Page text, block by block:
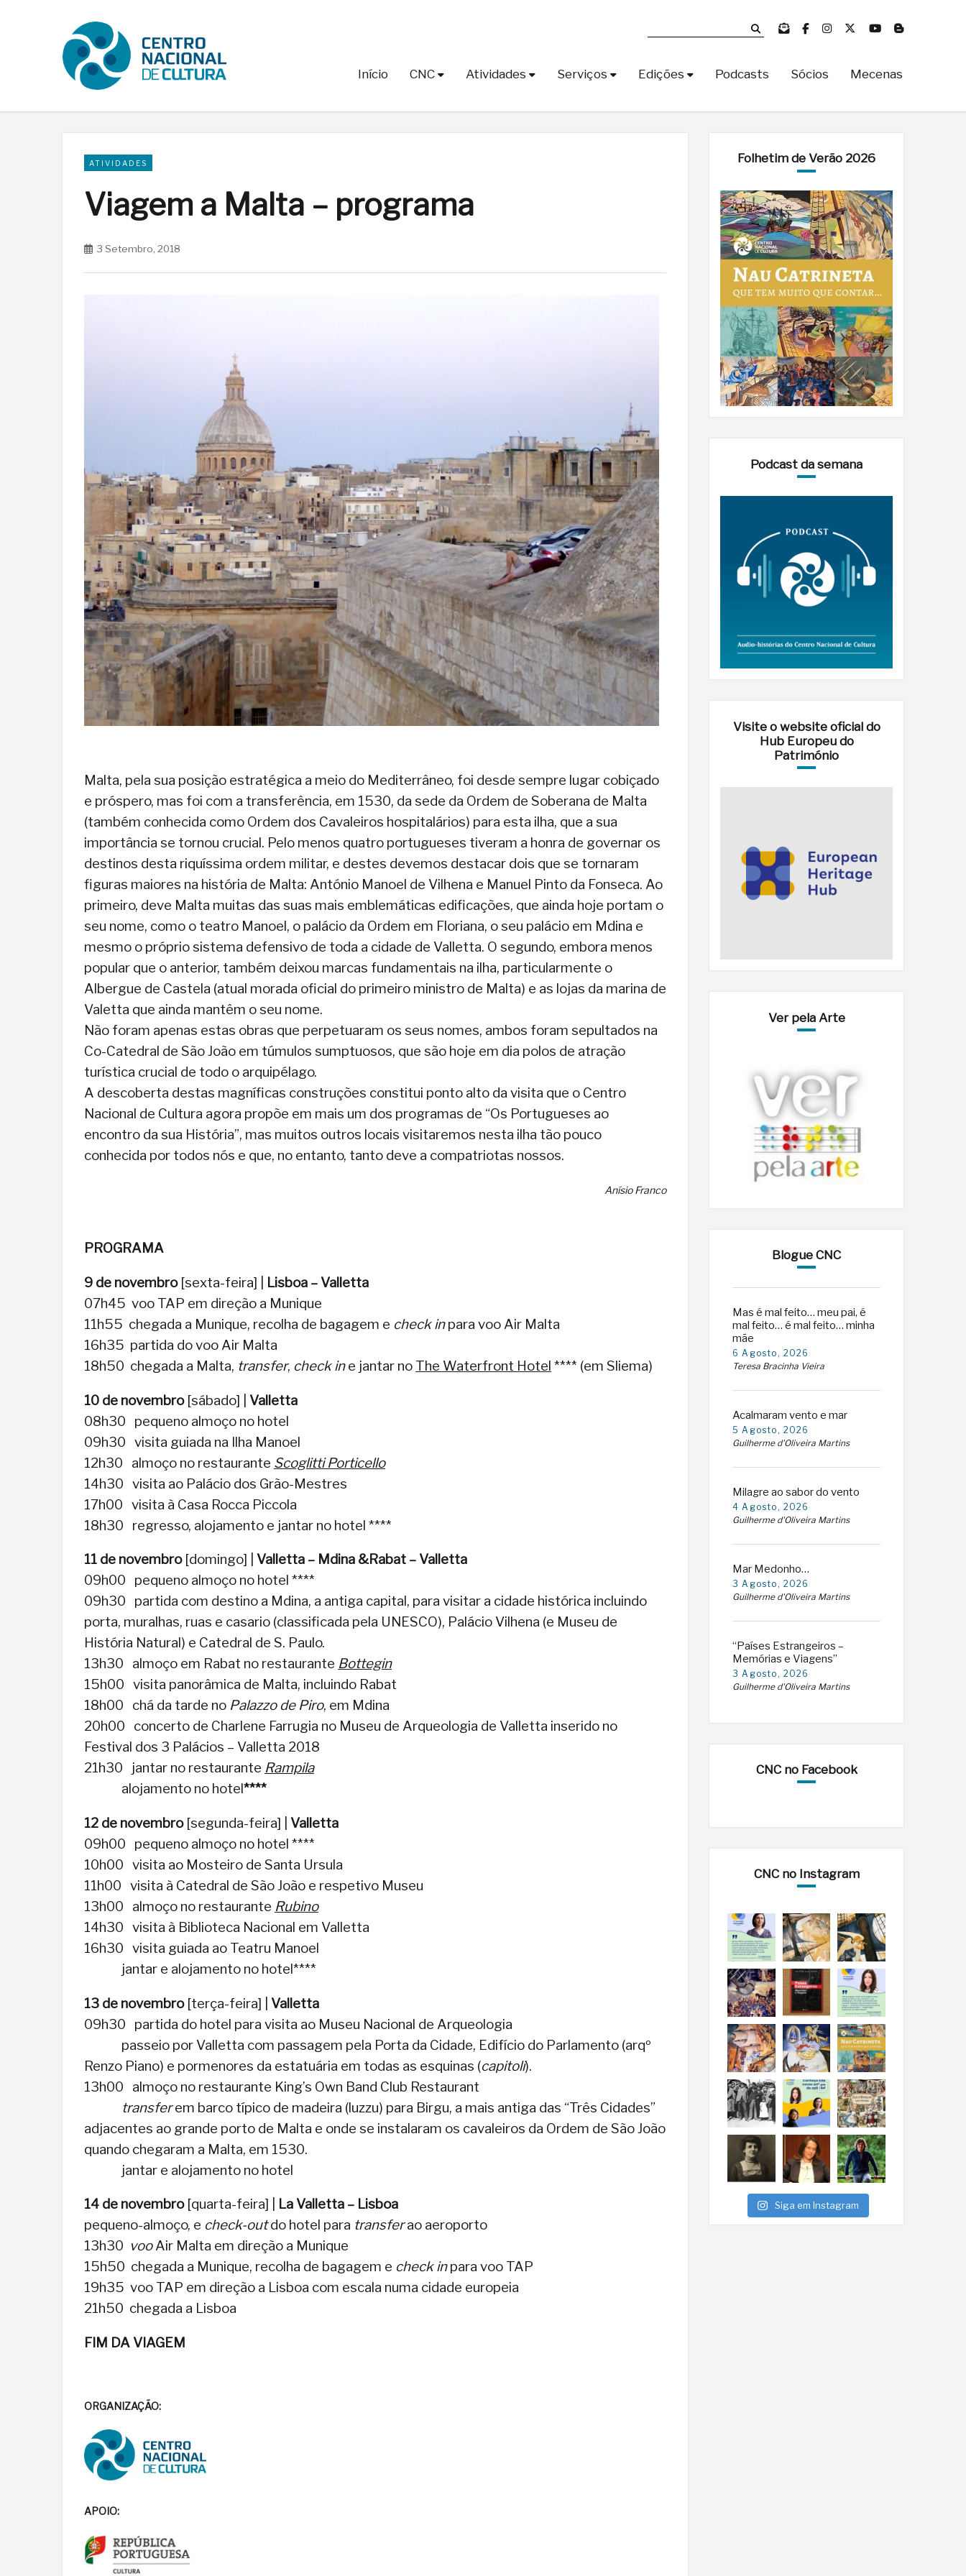
Início CNC Atividades Serviços Edições Podcasts Sócios Mecenas
ATIVIDADES
Viagem a Malta – programa
3 Setembro, 2018
Malta, pela sua posição estratégica a meio do Mediterrâneo, foi desde sempre lugar cobiçado
e próspero, mas foi com a transferência, em 1530, da sede da Ordem de Soberana de Malta
(também conhecida como Ordem dos Cavaleiros hospitalários) para esta ilha, que a sua
importância se tornou crucial. Pelo menos quatro portugueses tiveram a honra de governar os
destinos desta riquíssima ordem militar, e destes devemos destacar dois que se tornaram
figuras maiores na história de Malta: António Manoel de Vilhena e Manuel Pinto da Fonseca. Ao
primeiro, deve Malta muitas das suas mais emblemáticas edificações, que ainda hoje portam o
seu nome, como o teatro Manoel, o palácio da Ordem em Floriana, o seu palácio em Mdina e
mesmo o próprio sistema defensivo de toda a cidade de Valletta. O segundo, embora menos
popular que o anterior, também deixou marcas fundamentais na ilha, particularmente o
Albergue de Castela (atual morada oficial do primeiro ministro de Malta) e as lojas da marina de
Valetta que ainda mantêm o seu nome.
Não foram apenas estas obras que perpetuaram os seus nomes, ambos foram sepultados na
Co-Catedral de São João em túmulos sumptuosos, que são hoje em dia polos de atração
turística crucial de todo o arquipélago.
A descoberta destas magníficas construções constitui ponto alto da visita que o Centro
Nacional de Cultura agora propõe em mais um dos programas de “Os Portugueses ao
encontro da sua História”, mas muitos outros locais visitaremos nesta ilha tão pouco
conhecida por todos nós e que, no entanto, tanto deve a compatriotas nossos.
Anísio Franco
PROGRAMA
9 de novembro [sexta-feira] |
Lisboa – Valletta
07h45 voo TAP em direção a Munique
11h55 chegada a Munique, recolha de bagagem e check inpara voo Air Malta
16h35 partida do voo Air Malta
18h50 chegada a Malta, transfer, check ine jantar no The Waterfront Hotel **** (em Sliema)
10 de novembro [sábado] |
Valletta
08h30 pequeno almoço no hotel
09h30 visita guiada na Ilha Manoel
12h30 almoço no restaurante Scoglitti Porticello
14h30 visita ao Palácio dos Grão-Mestres
17h00 visita à Casa Rocca Piccola
18h30 regresso, alojamento e jantar no hotel ****
11 de novembro [domingo] |
Valletta – Mdina &Rabat – Valletta
09h00 pequeno almoço no hotel ****
09h30 partida com destino a Mdina, a antiga capital, para visitar a cidade histórica incluindo
porta, muralhas, ruas e casario (classificada pela UNESCO), Palácio Vilhena (e Museu de
História Natural) e Catedral de S. Paulo.
13h30 almoço em Rabat no restaurante Bottegin
15h00 visita panorâmica de Malta, incluindo Rabat
18h00 chá da tarde no Palazzo de Piro, em Mdina
20h00 concerto de Charlene Farrugia no Museu de Arqueologia de Valletta inserido no
Festival dos 3 Palácios – Valletta 2018
21h30 jantar no restaurante Rampila
alojamento no hotel****
12 de novembro [segunda-feira] | Valletta
09h00 pequeno almoço no hotel ****
10h00 visita ao Mosteiro de Santa Ursula
11h00 visita à Catedral de São João e respetivo Museu
13h00 almoço no restaurante Rubino
14h30 visita à Biblioteca Nacional em Valletta
16h30 visita guiada ao Teatru Manoel
jantar e alojamento no hotel****
13 de novembro [terça-feira] | Valletta
09h30 partida do hotel para visita ao Museu Nacional de Arqueologia
passeio por Valletta com passagem pela Porta da Cidade, Edifício do Parlamento (arqº
Renzo Piano) e pormenores da estatuária em todas as esquinas (capitoli).
13h00 almoço no restaurante King’s Own Band Club Restaurant
transferem barco típico de madeira (luzzu) para Birgu, a mais antiga das “Três Cidades”
adjacentes ao grande porto de Malta e onde se instalaram os cavaleiros da Ordem de São João
quando chegaram a Malta, em 1530.
jantar e alojamento no hotel
14 de novembro [quarta-feira] | La Valletta – Lisboa
pequeno-almoço, e check-outdo hotel para transferao aeroporto
13h30 vooAir Malta em direção a Munique
15h50 chegada a Munique, recolha de bagagem e check inpara voo TAP
19h35 voo TAP em direção a Lisboa com escala numa cidade europeia
21h50 chegada a Lisboa
FIM DA VIAGEM
ORGANIZAÇÃO:
APOIO:
Folhetim de Verão 2026
Podcast da semana
Visite o website oficial do
Hub Europeu do
Património
Ver pela Arte
Blogue CNC
Mas é mal feito… meu pai, é
mal feito… é mal feito… minha
mãe
6 Agosto, 2026
Teresa Bracinha Vieira
Acalmaram vento e mar
5 Agosto, 2026
Guilherme d'Oliveira Martins
Milagre ao sabor do vento
4 Agosto, 2026
Guilherme d'Oliveira Martins
Mar Medonho…
3 Agosto, 2026
Guilherme d'Oliveira Martins
“Países Estrangeiros –
Memórias e Viagens”
3 Agosto, 2026
Guilherme d'Oliveira Martins
CNC no Facebook
CNC no Instagram
Siga em Instagram